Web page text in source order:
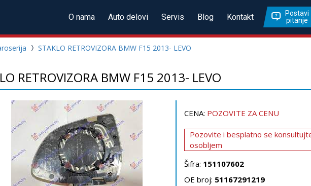
O nama Auto delovi Servis Blog Kontakt
Postavi
pitanje
STAKLO RETROVIZORA BMW F15 2013- LEVO
RETROVIZORA BMW F15 2013- LEVO
CENA: POZOVITE ZA CENU
Pozovite i besplatno se
osobljem
Šifra: 151107602
OE broj: 51167291219